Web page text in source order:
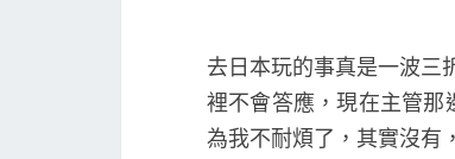
去日本玩的事真是一波三
裡不會答應，現在主管那
為我不耐煩了，其實沒有